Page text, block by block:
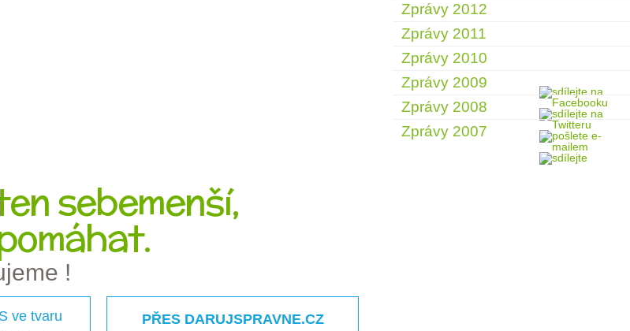
Zprávy 2012
Zprávy 2011
Zprávy 2010
Zprávy 2009
Zprávy 2008
Zprávy 2007
sebemenší,
!
ve tvaru PŘES DARUJSPRAVNE.CZ